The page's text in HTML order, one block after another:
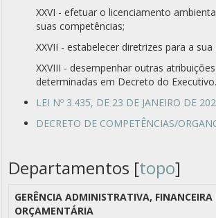
XXVI - efetuar o licenciamento
suas competências;
XXVII - estabelecer diretrizes para a sua
XXVIII - desempenhar outras
determinadas em Decreto do Executivo.
LEI Nº 3.435, DE 23 DE JANEIRO DE
DECRETO DE COMPETÊNCIAS/
Departamentos [topo]
GERÊNCIA ADMINISTRATIVA, FINANCEIRA
ORÇAMENTÁRIA